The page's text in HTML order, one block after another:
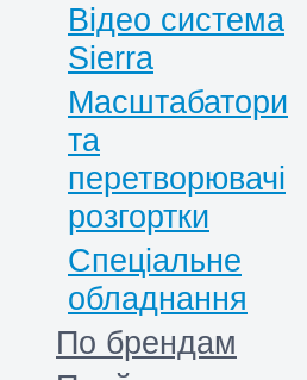
Відео система
Sierra
Масштабатори
та
перетворювачі
розгортки
Спеціальне
обладнання
По брендам